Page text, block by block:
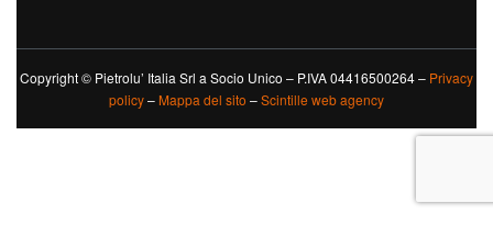
Copyright © Pietrolu’ Italia Srl a Socio Unico – P.IVA 04416500264 – Privacy
policy– Mappa del sito –Scintille web agency